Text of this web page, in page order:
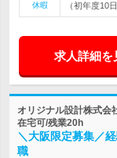
休暇
（初年度10
求人詳細を
オリジナル設計株式会
在宅可/残業20h
＼大阪限定募集／
職